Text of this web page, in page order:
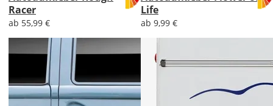
Racer
ab 55,99 €
Life
ab 9,99 €